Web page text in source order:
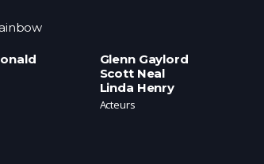
Glenn Gaylord
Scott Neal
Linda Henry
Acteurs